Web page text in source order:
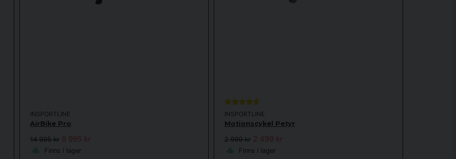
INSPORTLINE
AirBike Pro
14 995 kr 9 995 kr
Finns i lager
INSPORTLINE
Motionscykel Petyr
2 999 kr 2 499 kr
Finns i lager